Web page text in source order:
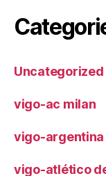
Uncategorized
vigo-ac milan
vigo-argentina
vigo-atlético